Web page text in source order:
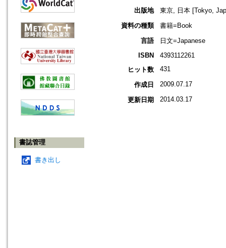
書誌管理
書き出し
出版地
東京, 日本 [Tokyo,
資料の種類
書籍=Book
言語
日文=Japanese
ISBN
4393112261
ヒット数
431
作成日 2009.07.17
更新日期 2014.03.17